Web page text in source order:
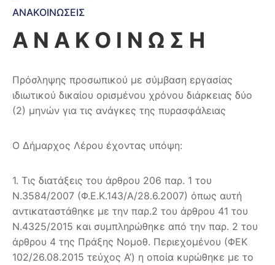
ΑΝΑΚΟΙΝΩΣΕΙΣ
Α Ν Α Κ Ο Ι Ν Ω Σ Η
Πρόσληψης προσωπικού με σύμβαση εργασίας
ιδιωτικού δικαίου ορισμένου χρόνου διάρκειας δύο
(2) μηνών για τις ανάγκες της πυρασφάλειας
Ο Δήμαρχος Λέρου έχοντας υπόψη:
1. Τις διατάξεις του άρθρου 206 παρ. 1 του
Ν.3584/2007 (Φ.Ε.Κ.143/Α/28.6.2007) όπως αυτή
αντικαταστάθηκε με την παρ.2 του άρθρου 41 του
Ν.4325/2015 και συμπληρώθηκε από την παρ. 2 του
άρθρου 4 της Πράξης Νομοθ. Περιεχομένου (ΦΕΚ
102/26.08.2015 τεύχος Α’) η οποία κυρώθηκε με το